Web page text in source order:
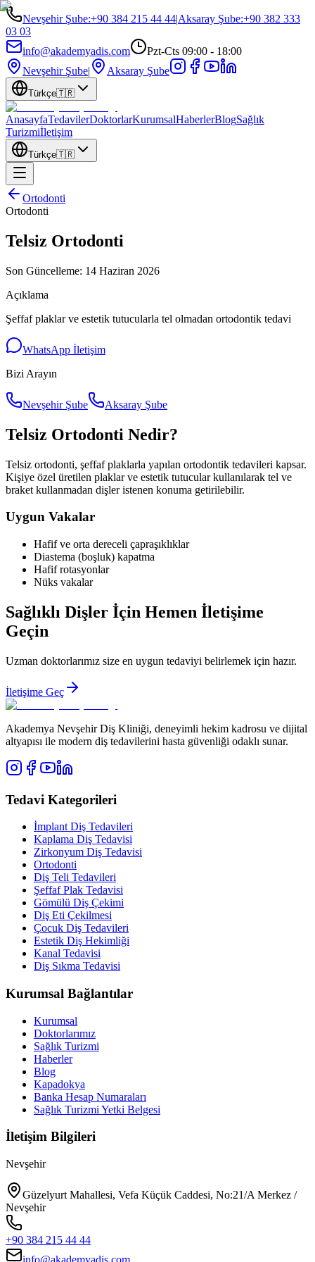
Nevşehir Şube:+90 384 215 44 44|Aksaray Şube:+90 382 333
03 03
info@akademyadis.com
Pzt-Cts 09:00 - 18:00
Nevşehir Şube| Aksaray Şube
Türkçe🇹🇷
AnasayfaTedavilerDoktorlarKurumsalHaberlerBlogSağlık
Turizmiİletişim
Türkçe🇹🇷
Ortodonti
Ortodonti
Telsiz Ortodonti
Son Güncelleme: 14 Haziran 2026
Açıklama
Şeffaf plaklar ve estetik tutucularla tel olmadan ortodontik tedavi
WhatsApp İletişim
Bizi Arayın
Nevşehir Şube Aksaray Şube
Telsiz Ortodonti Nedir?
Telsiz ortodonti, şeffaf plaklarla yapılan ortodontik tedavileri kapsar.
Kişiye özel üretilen plaklar ve estetik tutucular kullanılarak tel ve
braket kullanmadan dişler istenen konuma getirilebilir.
Uygun Vakalar
Hafif ve orta dereceli çapraşıklıklar
Diastema (boşluk) kapatma
Hafif rotasyonlar
Nüks vakalar
Sağlıklı Dişler İçin Hemen İletişime
Geçin
Uzman doktorlarımız size en uygun tedaviyi belirlemek için hazır.
İletişime Geç
Akademya Nevşehir Diş Kliniği, deneyimli hekim kadrosu ve dijital
altyapısı ile modern diş tedavilerini hasta güvenliği odaklı sunar.
Tedavi Kategorileri
İmplant Diş Tedavileri
Kaplama Diş Tedavisi
Zirkonyum Diş Tedavisi
Ortodonti
Diş Teli Tedavileri
Şeffaf Plak Tedavisi
Gömülü Diş Çekimi
Diş Eti Çekilmesi
Çocuk Diş Tedavileri
Estetik Diş Hekimliği
Kanal Tedavisi
Diş Sıkma Tedavisi
Kurumsal Bağlantılar
Kurumsal
Doktorlarımız
Sağlık Turizmi
Haberler
Blog
Kapadokya
Banka Hesap Numaraları
Sağlık Turizmi Yetki Belgesi
İletişim Bilgileri
Nevşehir
Güzelyurt Mahallesi, Vefa Küçük Caddesi, No:21/A Merkez /
Nevşehir
+90 384 215 44 44